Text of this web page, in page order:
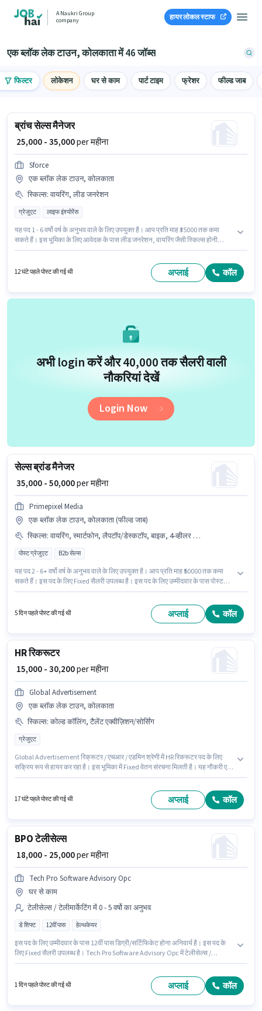
A Naukri Group
company
हायर लोकल स्टाफ
एक ब्लॉक लेक टाउन, कोलकाता में 46 जॉब्स
फिल्टर लोकेशन घर से काम पार्ट टाइम फ्रेशर फील्ड जाब
ब्रांच सेल्स मैनेजर
₹ 25,000 - 35,000per महीना
Sforce
एक ब्लॉक लेक टाउन, कोलकाता
स्किल्स: वायरिंग, लीड जनरेशन
ग्रेजुएट लाइफ इंश्योरेंस
यह पद 1 - 6 वर्षो वर्ष के अनुभव वाले के लिए उपयुक्त है। आप प्रति माह ₹35000 तक कमा
सकते हैं। इस भूमिका के लिए आवेदक के पास लीड जनरेशन, वायरिंग जैसी स्किल्स होनी
कोलकाता में स्थित है। इस भूमिका में Fixed वेतन संरचना मिलती है।
12 घंटे पहले पोस्ट की गई थी अप्लाई कॉल
अभी login करें और ₹40,000 तक सैलरी वाली
नौकरियां देखें
Login Now
सेल्स ब्रांड मैनेजर
₹ 35,000 - 50,000per महीना
Primepixel Media
एक ब्लॉक लेक टाउन, कोलकाता (फील्ड जाब)
स्किल्स: वायरिंग, स्मार्टफोन, लैपटॉप/डेस्कटॉप, बाइक, 4-व्हीलर ड्राइविंग लाइसेंस, बैंक अकाउंट, 2-व्हीलर ड्राइविंग लाइसेंस, आधार कार्ड, PAN कार्ड
पोस्ट ग्रेजुएट B2b सेल्स
यह पद 2 - 6+ वर्षो वर्ष के अनुभव वाले के लिए उपयुक्त है। आप प्रति माह ₹50000 तक कमा
सकते हैं। इस पद के लिए Fixed सैलरी उपलब्ध है। इस पद के लिए उम्मीदवार के पास पोस्ट
होना अनिवार्य है। यह वैकेंसी एक ब्लॉक लेक टाउन, कोलकाता में है। इस भूमिका के लिए
5 दिन पहले पोस्ट की गई थी अप्लाई कॉल
HR रिकरूटर
₹ 15,000 - 30,200per महीना
Global Advertisement
एक ब्लॉक लेक टाउन, कोलकाता
स्किल्स: कोल्ड कॉलिंग, टैलेंट एक्वीज़िशन/सोर्सिंग
ग्रेजुएट
Global Advertisement रिक्रूटर / एचआर / एडमिन श्रेणी में HR रिकरूटर पद के लिए
सक्रिय रूप से हायर कर रहा है। इस भूमिका में Fixed वेतन संरचना मिलती है। यह नौकरी एक
डिग्री या सर्टिफिकेट होना चाहिए। यह भूमिका 0 - 6 महीने वर्ष के अनुभव वाले के लिए खुली है,
17 घंटे पहले पोस्ट की गई थी अप्लाई कॉल
BPO टेलीसेल्स
₹ 18,000 - 25,000per महीना
Tech Pro Software Advisory Opc
घर से काम
टेलीसेल्स / टेलीमार्केटिंग में 0 - 5 वर्षो का अनुभव
डे शिफ्ट 12वीं पास हेल्थकेयर
इस पद के लिए उम्मीदवार के पास 12वीं पास डिग्री/सर्टिफिकेट होना अनिवार्य है। इस पद के
लिए Fixed सैलरी उपलब्ध है। Tech Pro Software Advisory Opc में टेलीसेल्स /
कोलकाता में है। यह एक फुल टाइम भूमिका है, जिसमें डे शिफ्ट और 6 days working प्रति
1 दिन पहले पोस्ट की गई थी अप्लाई कॉल